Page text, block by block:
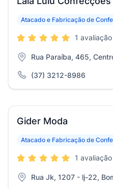
Atacado e Fabricação de
1 avaliação
Rua Paraíba, 465,
(37) 3212-8986
Gider Moda
Atacado e Fabricação de
1 avaliação
Rua Jk, 1207 - lj-22,